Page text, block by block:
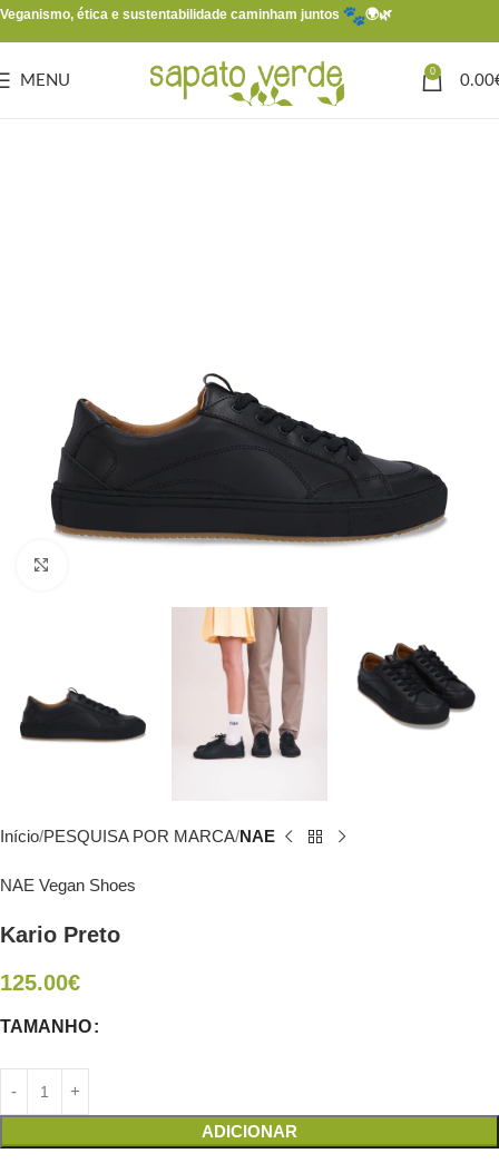
Veganismo, ética e sustentabilidade caminham juntos 🌍🌿
MENU
0
0.00
Início PESQUISA POR MARCA NAE
NAE Vegan Shoes
Kario Preto
125.00€
TAMANHO
ADICIONAR